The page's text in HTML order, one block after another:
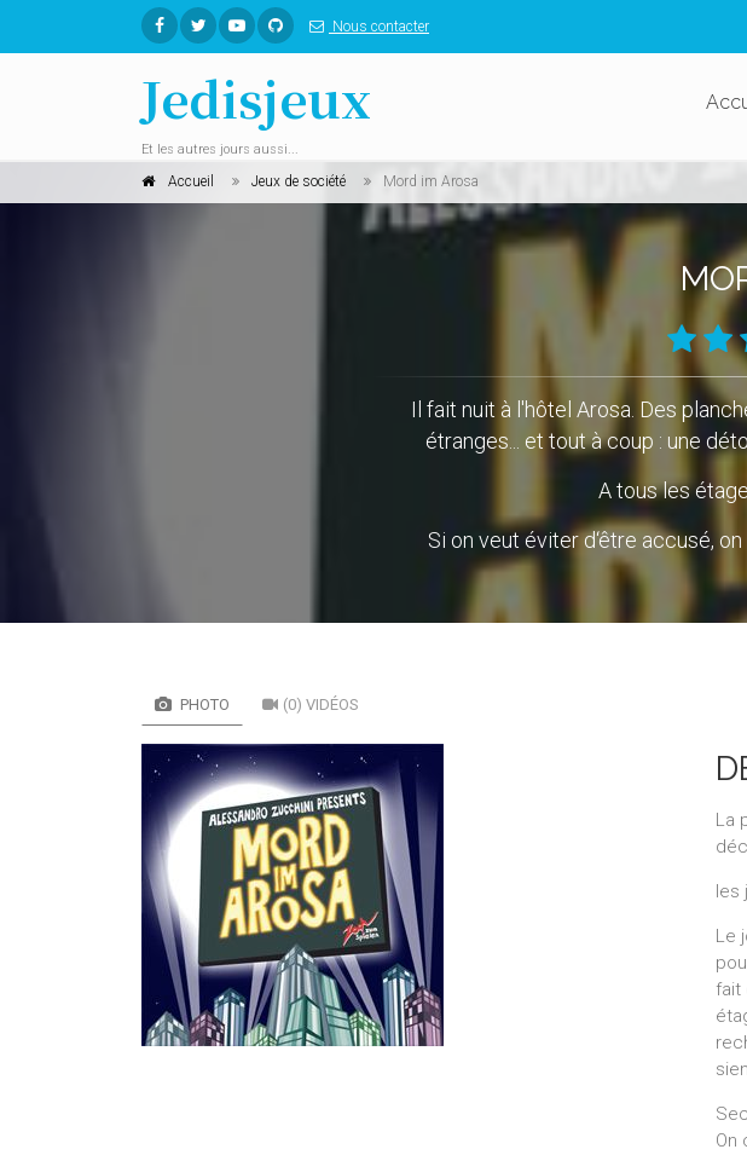
Nous contacter
Jedisjeux
Et les autres jours aussi...
Accueil Jeux de société Mord im Arosa
Il fait nuit à l'hôtel Arosa. Des
étranges... et tout à coup : une
A tous les
Si on veut éviter d‘être accusé,
PHOTO (0) VIDÉOS
La
les
Le
fait
On